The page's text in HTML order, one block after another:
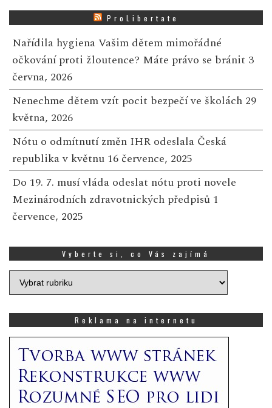
ProLibertate
Nařídila hygiena Vašim dětem mimořádné
očkování proti žloutence? Máte právo se bránit 3
června, 2026
Nenechme dětem vzít pocit bezpečí ve školách 29
května, 2026
Nótu o odmítnutí změn IHR odeslala Česká
republika v květnu 16 července, 2025
Do 19. 7. musí vláda odeslat nótu proti novele
Mezinárodních zdravotnických předpisů 1
července, 2025
Vyberte si, co Vás zajímá
Vyberte
si,
zajímá
Reklama na internetu